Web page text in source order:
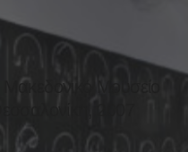
Μουσείο
2007